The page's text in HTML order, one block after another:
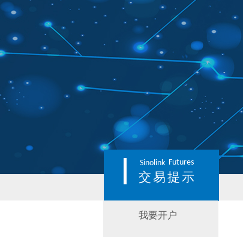
Sinolink Futures
交易提示
我要开户